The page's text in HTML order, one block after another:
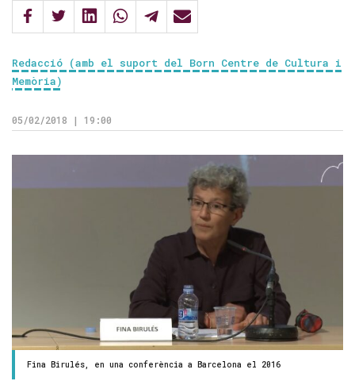
Redacció (amb el suport del Born Centre de Cultura i
Memòria)
05/02/2018 | 19:00
Fina Birulés, en una conferència a Barcelona el 2016